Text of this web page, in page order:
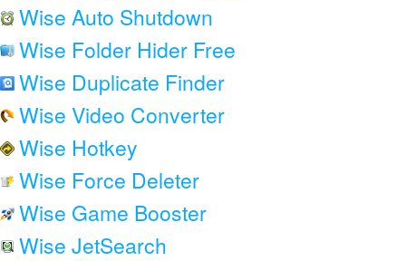
Wise Auto Shutdown
Wise Folder Hider Free
Wise Duplicate Finder
Wise Video Converter
Wise Hotkey
Wise Force Deleter
Wise Game Booster
Wise JetSearch